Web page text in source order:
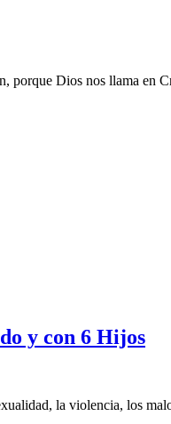
Dios nos llama en
y con 6 Hijos
la violencia, los